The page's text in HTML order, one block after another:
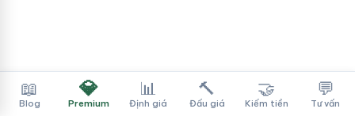
📖
Blog
💎
Premium
📊
Định giá
🔨
Đấu giá
🤝
Kiếm tiền
💬
Tư vấn